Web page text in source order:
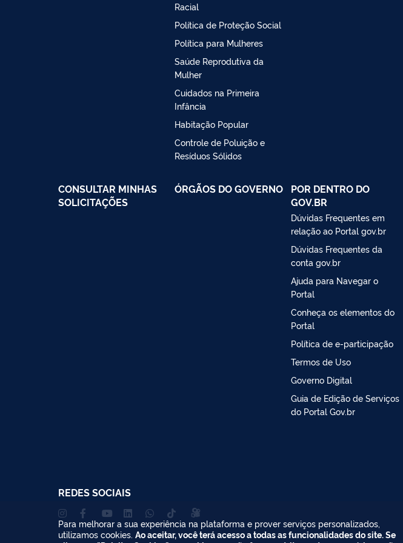
Racial
Política de Proteção Social
Política para Mulheres
Saúde Reprodutiva da
Mulher
Cuidados na Primeira
Infância
Habitação Popular
Controle de Poluição e
Resíduos Sólidos
CONSULTAR MINHAS
SOLICITAÇÕES
ÓRGÃOS DO GOVERNO
POR DENTRO DO
GOV.BR
Dúvidas Frequentes em
relação ao Portal gov.br
Dúvidas Frequentes da
conta gov.br
Ajuda para Navegar o
Portal
Conheça os elementos do
Portal
Política de e-participação
Termos de Uso
Governo Digital
Guia de Edição de Serviços
do Portal Gov.br
REDES SOCIAIS
Para melhorar a sua experiência na plataforma e prover serviços personalizados,
utilizamos cookies. Ao aceitar, você terá acesso a todas as funcionalidades do site. Se